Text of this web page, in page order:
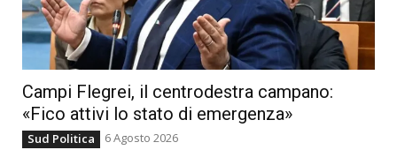
Campi Flegrei, il centrodestra campano:
«Fico attivi lo stato di emergenza»
Sud Politica 6 Agosto 2026